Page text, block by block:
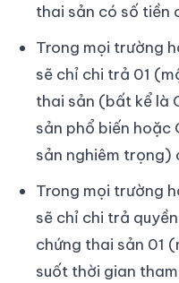
thai sản có số tiền
Trong mọi trường
sẽ chỉ chi trả 01
thai sản (bất kể là
sản phổ biến hoặc
sản nghiêm trọng)
Trong mọi trường
sẽ chỉ chi trả
chứng thai sản 01
suốt thời gian